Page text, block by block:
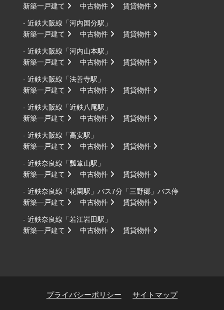
新築一戸建て
中古物件 賃貸物件
- 近鉄大阪線「河内国分駅」
新築一戸建て
中古物件 賃貸物件
- 近鉄大阪線「河内山本駅」
新築一戸建て
中古物件 賃貸物件
- 近鉄大阪線「法善寺駅」
新築一戸建て
中古物件 賃貸物件
- 近鉄大阪線「近鉄八尾駅」
新築一戸建て
中古物件 賃貸物件
- 近鉄大阪線「高安駅」
新築一戸建て
中古物件 賃貸物件
- 近鉄奈良線「瓢箪山駅」
新築一戸建て
中古物件 賃貸物件
- 近鉄奈良線「花園駅」バス7分「三野郷」バス停
新築一戸建て
中古物件 賃貸物件
- 近鉄奈良線「若江岩田駅」
新築一戸建て
中古物件 賃貸物件
プライバシーポリシー サイトマップ